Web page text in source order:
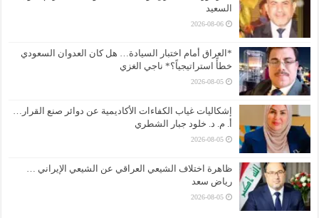
السعيد
2026-08-06
*العراق أمام اختبار السيادة… هل كان العدوان السعودي
خطأً استراتيجياً؟* ناجي الغزي
2026-08-05
إشكاليات غياب الكفاءات الأكاديمية عن دوائر صنع القرار…
أ. م. د. خلود جبار الشطري
2026-08-05
ظاهرة اختلاف الشيعي العراقي عن الشيعي الإيراني …
رياض سعد
2026-08-05